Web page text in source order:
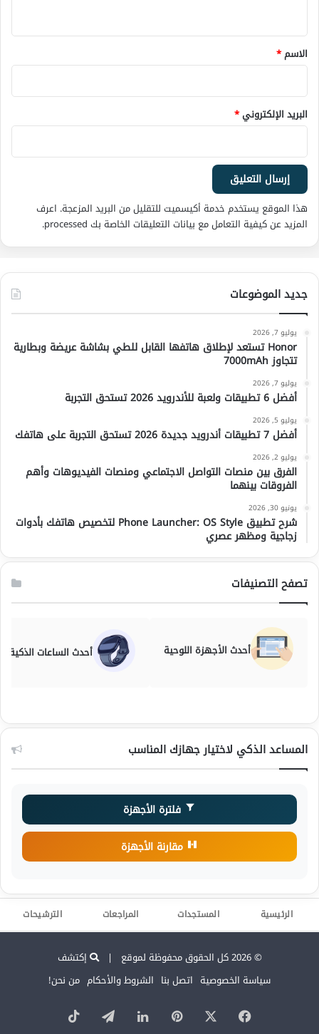
*
الاسم*
البريد الإلكتروني*
هذا الموقع يستخدم خدمة أكيسميت للتقليل من البريد المزعجة. اعرف
المزيد عن كيفية التعامل مع بيانات التعليقات الخاصة بك processed
.
جديد الموضوعات
يوليو 7, 2026
Honor تستعد لإطلاق هاتفها القابل للطي بشاشة عريضة وبطارية
تتجاوز 7000mAh
يوليو 7, 2026
أفضل 6 تطبيقات ولعبة للأندرويد 2026 تستحق التجربة
يوليو 5, 2026
أفضل 7 تطبيقات أندرويد جديدة 2026 تستحق التجربة على هاتفك
يوليو 2, 2026
الفرق بين منصات التواصل الاجتماعي ومنصات الفيديوهات وأهم
الفروقات بينهما
يونيو 30, 2026
شرح تطبيق Phone Launcher: OS Style لتخصيص هاتفك بأدوات
زجاجية ومظهر عصري
تصفح التصنيفات
أحدث الأجهزة اللوحية أحدث الساعات الذكية
المساعد الذكي لاختيار جهازك المناسب
فلترة الأجهزة
مقارنة الأجهزة
الرئيسية المستجدات المراجعات الترشيحات
© 2026 كل الحقوق محفوظة لموقع |
إكتشف
سياسة الخصوصية اتصل بنا الشروط والأحكام من نحن!
فيسبوك بينتيريستلينكدإنتيلقرام